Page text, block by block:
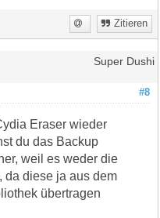
Zitieren
Super Dushi
#8
Eraser wieder
du das Backup
weil es weder die
da diese ja aus dem
übertragen